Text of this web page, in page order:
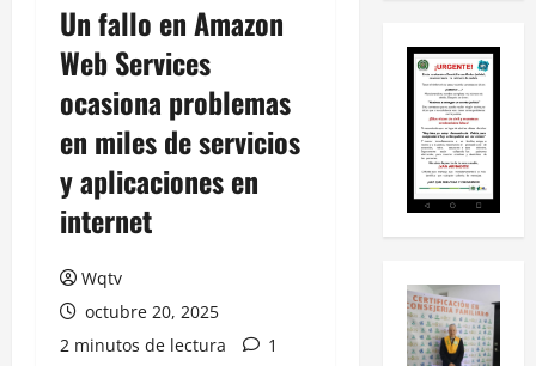
Un fallo en Amazon
Web Services
ocasiona problemas
en miles de servicios
y aplicaciones en
internet
Wqtv
octubre 20, 2025
2 minutos de lectura
1